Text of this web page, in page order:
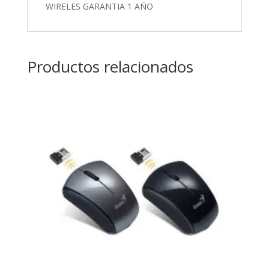
WIRELES GARANTIA 1 AÑO
Productos relacionados